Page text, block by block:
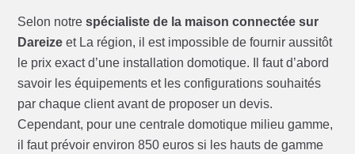
Selon notrespécialiste de la maison connectée sur
Dareize et La région, il est impossible de fournir aussitôt
le prix exact d’une installation domotique. Il faut d’abord
savoir les équipements et les configurations souhaités
par chaque client avant de proposer un devis.
Cependant, pour une centrale domotique milieu gamme,
il faut prévoir environ 850 euros si les hauts de gamme